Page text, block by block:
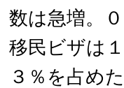
数は急増。
移民ビザは
３％を占め